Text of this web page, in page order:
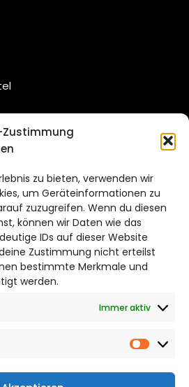
Zustimmung
zu bieten, verwenden wir
um Geräteinformationen zu
zuzugreifen. Wenn du diesen
können wir Daten wie das
IDs auf dieser Website
Zustimmung nicht erteilst
bestimmte Merkmale und
werden.
Immer aktiv
– 65
FÜR